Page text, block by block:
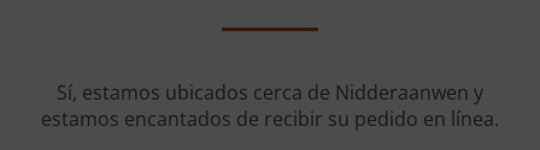
Sí, estamos ubicados cerca de Nidderaanwen y
estamos encantados de recibir su pedido en línea.